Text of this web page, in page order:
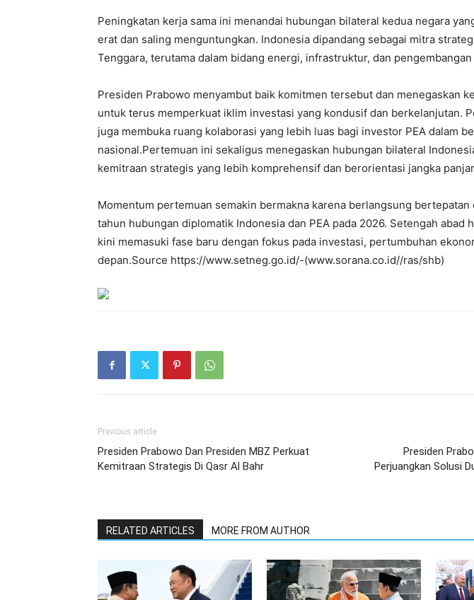
Peningkatan kerja sama ini menandai hubungan bilateral kedua negara
erat dan saling menguntungkan. Indonesia dipandang sebagai mitra
Tenggara, terutama dalam bidang energi, infrastruktur, dan
Presiden Prabowo menyambut baik komitmen tersebut dan menegaskan
untuk terus memperkuat iklim investasi yang kondusif dan berkelanjutan.
juga membuka ruang kolaborasi yang lebih luas bagi investor PEA dalam
nasional.Pertemuan ini sekaligus menegaskan hubungan bilateral
kemitraan strategis yang lebih komprehensif dan berorientasi jangka
Momentum pertemuan semakin bermakna karena berlangsung
tahun hubungan diplomatik Indonesia dan PEA pada 2026. Setengah abad
kini memasuki fase baru dengan fokus pada investasi, pertumbuhan
depan.Source https://www.setneg.go.id/-(www.sorana.co.id//ras/shb)
Previous article
Presiden Prabowo Dan Presiden MBZ Perkuat
Kemitraan Strategis Di Qasr Al Bahr
Presiden
Perjuangkan Solusi
RELATED ARTICLES MORE FROM AUTHOR